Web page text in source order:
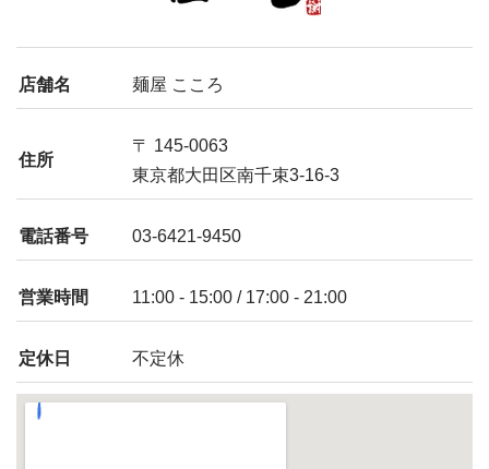
店舗名 麺屋 こころ
住所
〒 145-0063
東京都大田区南千束3-16-3
電話番号 03-6421-9450
営業時間 11:00 - 15:00 / 17:00 - 21:00
定休日 不定休